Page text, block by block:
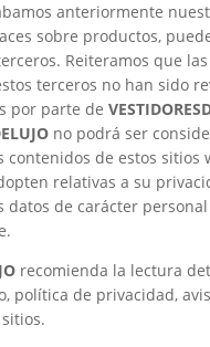
anteriormente
sobre productos,
Reiteramos que
terceros no han sido
por parte de
no podrá ser
contenidos de estos sitios
relativas a su
datos de carácter
recomienda la lectura
política de privacidad,